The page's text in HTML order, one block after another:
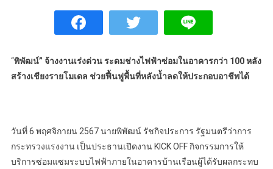
“พิพัฒน์” จ้างงานเร่งด่วน ระดมช่างไฟฟ้าซ่อมในอาคารกว่า 100 หลัง
สร้างเชียงรายโมเดล ช่วยฟื้นฟูพื้นที่หลังน้ำลดให้ประกอบอาชีพได้
วันที่ 6 พฤศจิกายน 2567 นายพิพัฒน์ รัชกิจประการ รัฐมนตรีว่าการ
กระทรวงแรงงาน เป็นประธานเปิดงาน KICK OFF กิจกรรมการให้
บริการซ่อมแซมระบบไฟฟ้าภายในอาคารบ้านเรือนผู้ได้รับผลกระทบ